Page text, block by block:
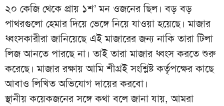
২০ কেজি থেকে প্রায় ১শ’ মন ওজনের ছিল। বড় বড়
পাথরগুলো হেমার দিয়ে ভেঙ্গে নিয়ে যাওয়া হয়েছে। মাজার
ধ্বংসকারীরা জানিয়েছে এই মাজারের জন্য নাকি তারা টিলা
লিজ আনতে পারছে না। তাই তারা মাজার ধ্বংস করতে শুরু
করেছে। মাজার রক্ষায় আমি শীগ্রই সংশ্লিষ্ট কর্তৃপক্ষের কাছে
আবাও লিখিত অভিযোগ দায়ের করবো।
স্থানীয় কয়েকজনের সঙ্গে কথা বলে জানা যায়, আমরা